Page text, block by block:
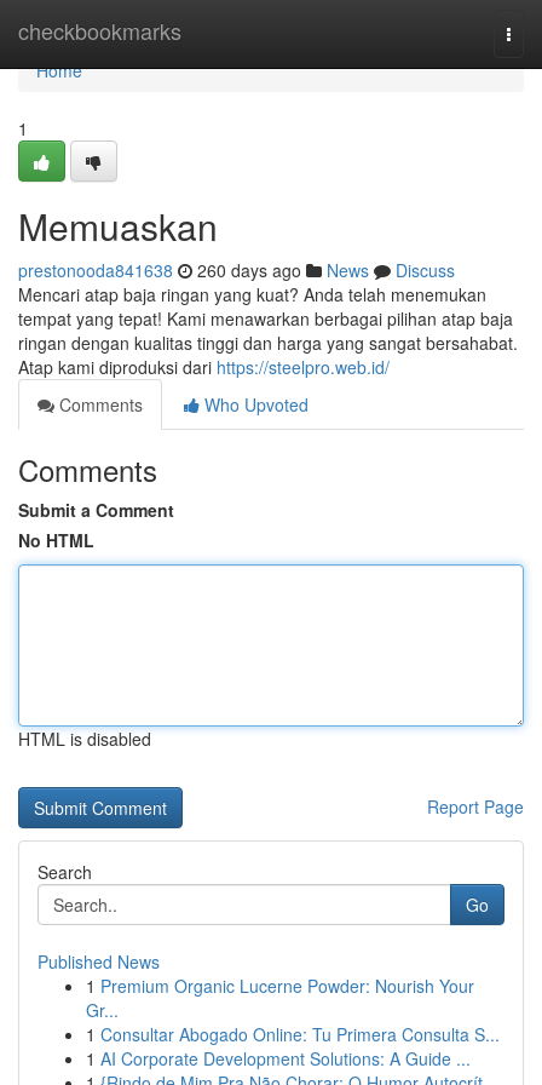
checkbookmarks
Home
Home
1
Memuaskan
prestonooda841638 260 days ago News
Discuss
Mencari atap baja ringan yang kuat? Anda telah menemukan
tempat yang tepat! Kami menawarkan berbagai pilihan atap baja
ringan dengan kualitas tinggi dan harga yang sangat bersahabat.
Atap kami diproduksi dari https://steelpro.web.id/
Comments
Who Upvoted
Comments
Submit a Comment
No HTML
HTML is disabled
Report Page
Search
Go
Published News
1 Premium Organic Lucerne Powder: Nourish Your
Gr...
1 Consultar Abogado Online: Tu Primera Consulta S...
1 AI Corporate Development Solutions: A Guide ...